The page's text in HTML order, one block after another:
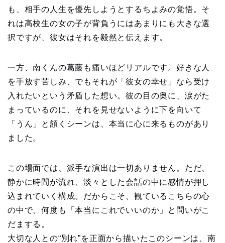
も、相手の人生を優先しようとするちよみの覚悟。そ
れは高校生の女の子が背負うにはあまりにも大きな選
択ですが、彼女はそれを毅然と伝えます。
一方、南くんの葛藤も痛いほどリアルです。好きな人
を手放す苦しみ、でもそれが「彼女の幸せ」なら受け
入れたいという矛盾した想い。彼の目の奥に、涙がた
まっているのに、それを見せないように下を向いて
「うん」と頷くシーンは、本当に心に来るものがあり
ました。
この場面では、派手な演出は一切ありません。ただ、
静かに時間が流れ、淡々とした会話の中に感情が押し
込まれていく構成。だからこそ、観ているこちらの心
の中で、何度も「本当にこれでいいのか」と問いがこ
だまする。
大切な人との“別れ”を正面から描いたこのシーンは、南